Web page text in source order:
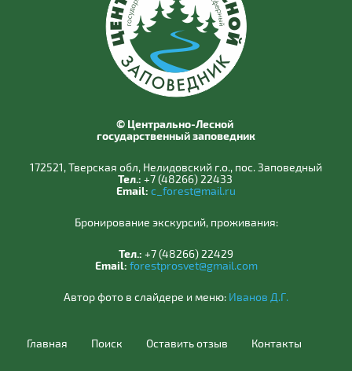
© Центрально-Лесной
государственный заповедник
172521, Тверская обл, Нелидовский г.о., пос. Заповедный
Тел.: +7 (48266) 22433
Email: c_forest@mail.ru
Бронирование экскурсий, проживания:
Тел.: +7 (48266) 22429
Email: forestprosvet@gmail.com
Автор фото в слайдере и меню: Иванов Д.Г.
Главная Поиск Оставить отзыв Контакты